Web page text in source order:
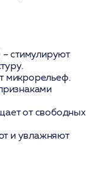
– стимулируют
микрорельеф.
от свободных
и увлажняют